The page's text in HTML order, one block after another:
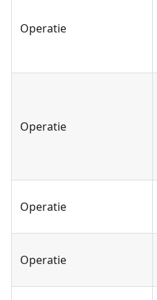
Operatie
Operatie
Operatie
Operatie